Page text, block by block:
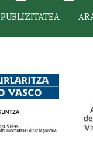
PUBLIZITATEA